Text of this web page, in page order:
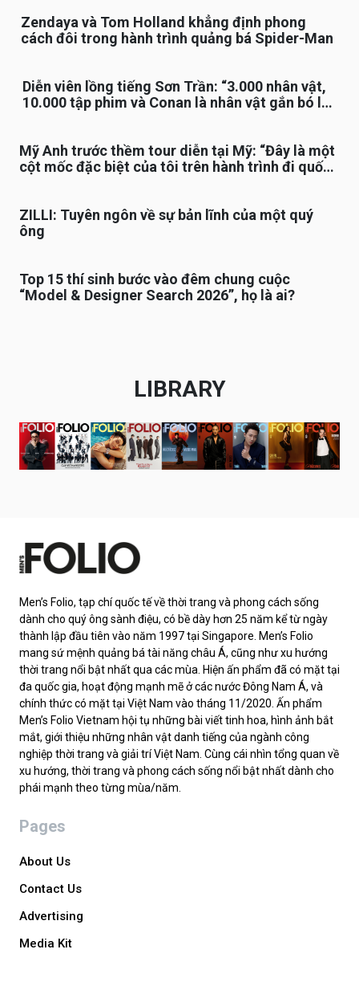
Zendaya và Tom Holland khẳng định phong
cách đôi trong hành trình quảng bá Spider-Man
Diễn viên lồng tiếng Sơn Trần: “3.000 nhân vật,
10.000 tập phim và Conan là nhân vật gắn bó lâu
Mỹ Anh trước thềm tour diễn tại Mỹ: “Đây là một
cột mốc đặc biệt của tôi trên hành trình đi quốc
ZILLI: Tuyên ngôn về sự bản lĩnh của một quý
ông
Top 15 thí sinh bước vào đêm chung cuộc
“Model & Designer Search 2026”, họ là ai?
LIBRARY
Men’s Folio, tạp chí quốc tế về thời trang và phong cách sống
dành cho quý ông sành điệu, có bề dày hơn 25 năm kể từ ngày
thành lập đầu tiên vào năm 1997 tại Singapore. Men’s Folio
mang sứ mệnh quảng bá tài năng châu Á, cũng như xu hướng
thời trang nổi bật nhất qua các mùa. Hiện ấn phẩm đã có mặt tại
đa quốc gia, hoạt động mạnh mẽ ở các nước Đông Nam Á, và
chính thức có mặt tại Việt Nam vào tháng 11/2020. Ấn phẩm
Men’s Folio Vietnam hội tụ những bài viết tinh hoa, hình ảnh bắt
mắt, giới thiệu những nhân vật danh tiếng của ngành công
nghiệp thời trang và giải trí Việt Nam. Cùng cái nhìn tổng quan về
xu hướng, thời trang và phong cách sống nổi bật nhất dành cho
phái mạnh theo từng mùa/năm.
Pages
About Us
Contact Us
Advertising
Media Kit